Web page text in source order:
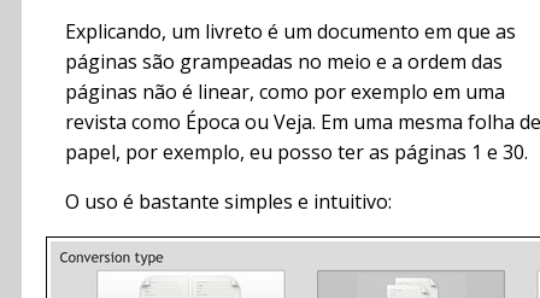
Explicando, um livreto é um documento em que as
páginas são grampeadas no meio e a ordem das
páginas não é linear, como por exemplo em uma
revista como Época ou Veja. Em uma mesma folha de
papel, por exemplo, eu posso ter as páginas 1 e 30.
O uso é bastante simples e intuitivo: